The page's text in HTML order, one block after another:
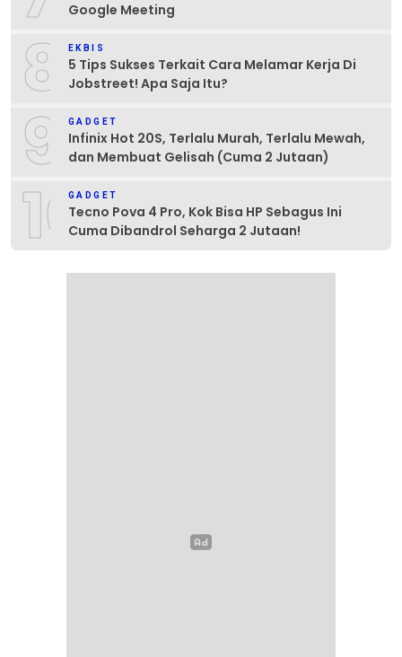
Google Meeting
8 EKBIS
5 Tips Sukses Terkait Cara Melamar Kerja Di
Jobstreet! Apa Saja Itu?
9 GADGET
Infinix Hot 20S, Terlalu Murah, Terlalu Mewah,
dan Membuat Gelisah (Cuma 2 Jutaan)
10GADGET
Tecno Pova 4 Pro, Kok Bisa HP Sebagus Ini
Cuma Dibandrol Seharga 2 Jutaan!